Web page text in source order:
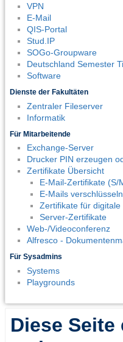
VPN
E-Mail
QIS-Portal
Stud.IP
SOGo-Groupware
Deutschland Semester
Software
Dienste der Fakultäten
Zentraler Fileserver
Informatik
Für Mitarbeitende
Exchange-Server
Drucker PIN erzeugen
Zertifikate Übersicht
E-Mail-Zertifikate (S/
E-Mails
Zertifikate für
Server-Zertifikate
Web-/Videoconferenz
Alfresco -
Für Sysadmins
Systems
Playgrounds
Diese